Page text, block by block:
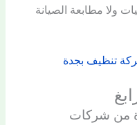
ولا مطابعة الصيانة
تنظيف بجدة
من شركات